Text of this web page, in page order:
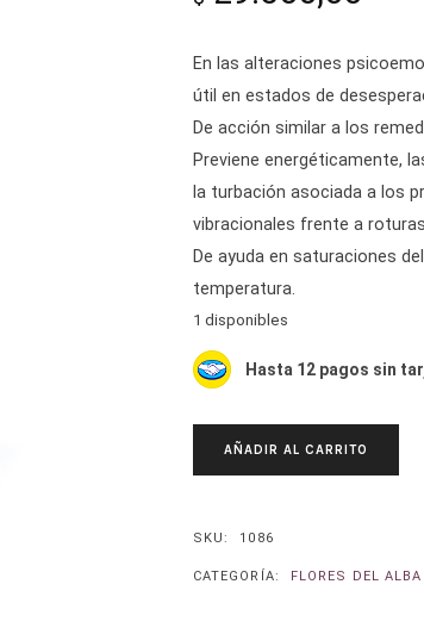
En las alteraciones
útil en estados de
De acción similar a los
Previene energéticamente,
la turbación asociada a los
vibracionales frente a
De ayuda en saturaciones
temperatura.
1 disponibles
Hasta 12 pagos sin
MACROPHYLLA
AÑADIR AL CARRITO
SKU: 1086
CATEGORÍA: FLORES DEL ALBA